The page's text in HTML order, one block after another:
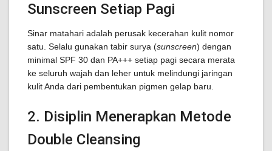
Sunscreen Setiap Pagi
Sinar matahari adalah perusak kecerahan kulit nomor
satu. Selalu gunakan tabir surya (sunscreen) dengan
minimal SPF 30 dan PA+++ setiap pagi secara merata
ke seluruh wajah dan leher untuk melindungi jaringan
kulit Anda dari pembentukan pigmen gelap baru.
2. Disiplin Menerapkan Metode
Double Cleansing